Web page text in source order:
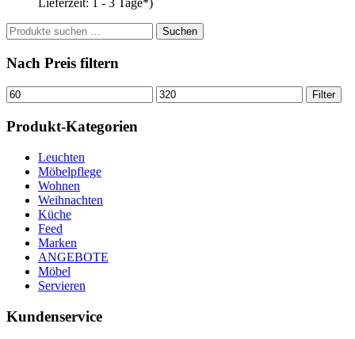
Lieferzeit: 1 - 3 Tage*)
Suchen
nach:
Suchen
Nach Preis filtern
Min.
Preis
Max.
Preis
Filter
Produkt-Kategorien
Leuchten
Möbelpflege
Wohnen
Weihnachten
Küche
Feed
Marken
ANGEBOTE
Möbel
Servieren
Kundenservice